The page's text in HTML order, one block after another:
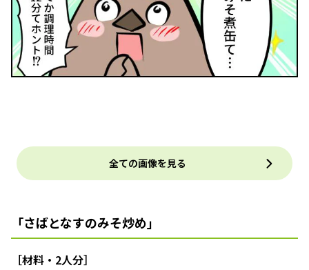
全ての画像を見る
「さばとなすのみそ炒め」
［材料・2人分］